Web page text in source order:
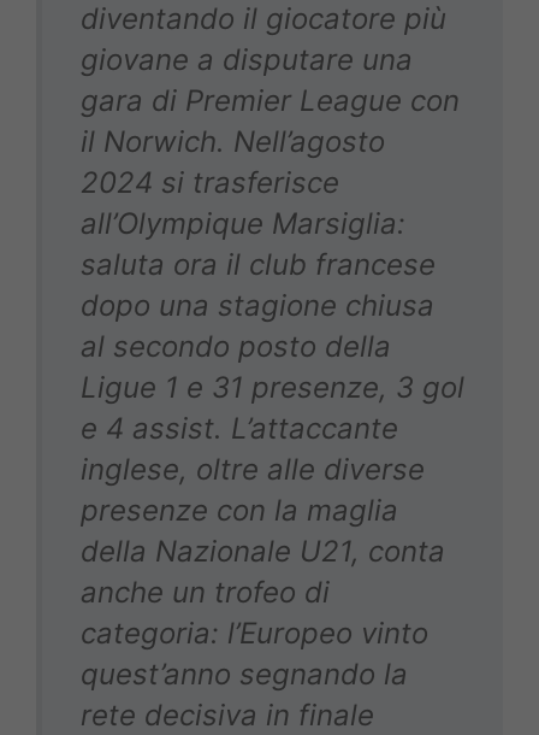
diventando il giocatore più
giovane a disputare una
gara di Premier League con
il Norwich. Nell’agosto
2024 si trasferisce
all’Olympique Marsiglia:
saluta ora il club francese
dopo una stagione chiusa
al secondo posto della
Ligue 1 e 31 presenze, 3 gol
e 4 assist. L’attaccante
inglese, oltre alle diverse
presenze con la maglia
della Nazionale U21, conta
anche un trofeo di
categoria: l’Europeo vinto
quest’anno segnando la
rete decisiva in finale